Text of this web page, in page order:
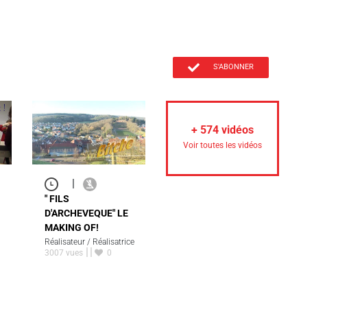
S'ABONNER
" FILS
D'ARCHEVEQUE" LE
MAKING OF!
Réalisateur / Réalisatrice
3007 vues
0
+ 574 vidéos
Voir toutes les vidéos